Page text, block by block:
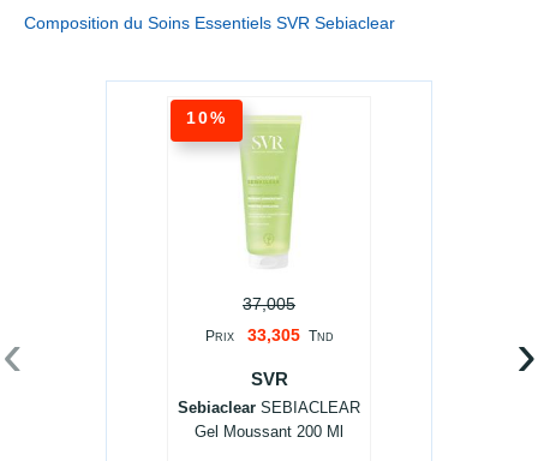
Composition du Soins Essentiels SVR Sebiaclear
10%
37,005
PRIX 33,305 TND
SVR
Sebiaclear SEBIACLEAR
Gel Moussant 200 Ml
‹ ›